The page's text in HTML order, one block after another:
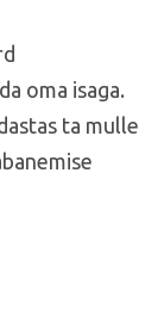
oma isaga.
ta mulle